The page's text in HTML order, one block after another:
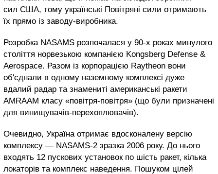
сил США, тому українські Повітряні сили отримають
їх прямо із заводу-виробника.
Розробка NASAMS розпочалася у 90-х роках минулого
століття норвезькою компанією Kongsberg Defense &
Aerospace. Разом із корпорацією Raytheon вони
об'єднали в одному наземному комплексі дуже
вдалий радар та знамениті американські ракети
AMRAAM класу «повітря-повітря» (що були призначені
для винищувачів-перехоплювачів).
Очевидно, Україна отримає вдосконалену версію
комплексу — NASAMS-2 зразка 2006 року. До нього
входять 12 пускових установок по шість ракет, кілька
локаторів та комплекс наведення. Пошуком цілей